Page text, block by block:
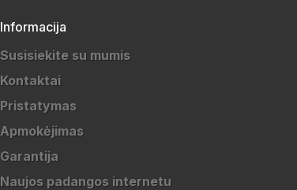
Informacija
Susisiekite su mumis
Kontaktai
Pristatymas
Apmokėjimas
Garantija
Naujos padangos internetu